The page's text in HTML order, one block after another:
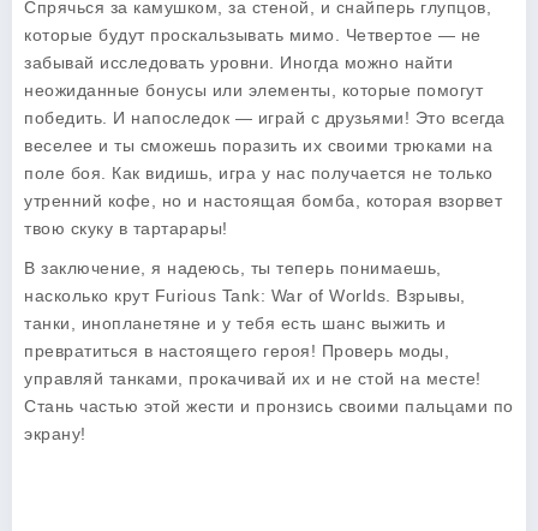
Спрячься за камушком, за стеной, и снайперь глупцов,
которые будут проскальзывать мимо. Четвертое — не
забывай исследовать уровни. Иногда можно найти
неожиданные бонусы или элементы, которые помогут
победить. И напоследок — играй с друзьями! Это всегда
веселее и ты сможешь поразить их своими трюками на
поле боя. Как видишь, игра у нас получается не только
утренний кофе, но и настоящая бомба, которая взорвет
твою скуку в тартарары!
В заключение, я надеюсь, ты теперь понимаешь,
насколько крут Furious Tank: War of Worlds . Взрывы,
танки, инопланетяне и у тебя есть шанс выжить и
превратиться в настоящего героя! Проверь моды,
управляй танками, прокачивай их и не стой на месте!
Стань частью этой жести и пронзись своими пальцами по
экрану!